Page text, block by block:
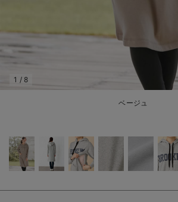
快適機能ウェア特集 ボトムス
快適機能ウェア特集 パジャマ
ハレの日に着るANGELIEBEのセレモニー
買って正解！高評価レビューアイテム
ベージュ
1 / 8